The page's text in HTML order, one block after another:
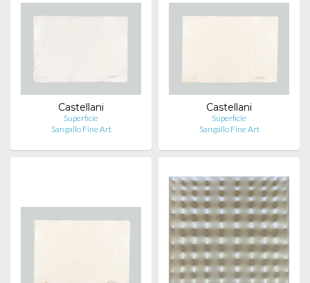
Castellani
Superficie
Sangallo Fine Art
Castellani
Superficie
Sangallo Fine Art